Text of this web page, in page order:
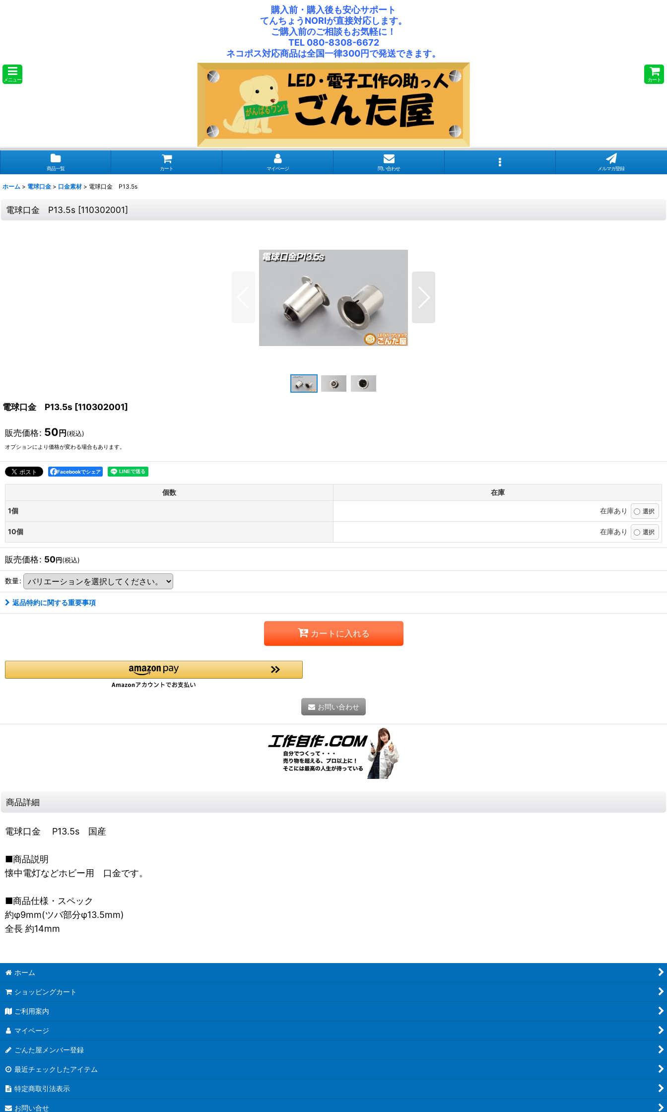
購入前・購入後も安心サポート
てんちょうNORIが直接対応します。
ご購入前のご相談もお気軽に！
TEL 080-8308-6672
ネコポス対応商品は全国一律300円で発送できます。
メニュー カート
商品一覧 カート マイページ 問い合わせ メルマガ登録
ホーム > 電球口金 > 口金素材 > 電球口金 P13.5s
電球口金 P13.5s [110302001]
電球口金 P13.5s [110302001]
販売価格: 50円(税込)
オプションにより価格が変わる場合もあります。
Facebookでシェア
個数 在庫
1個 在庫あり
10個 在庫あり
販売価格: 50円(税込)
数量:
返品特約に関する重要事項
カートに入れる
お問い合わせ
商品詳細
電球口金 P13.5s 国産
■商品説明
懐中電灯などホビー用 口金です。
■商品仕様・スペック
約φ9mm(ツバ部分φ13.5mm)
全長 約14mm
ホーム
ショッピングカート
ご利用案内
マイページ
ごんた屋メンバー登録
最近チェックしたアイテム
特定商取引法表示
お問い合せ